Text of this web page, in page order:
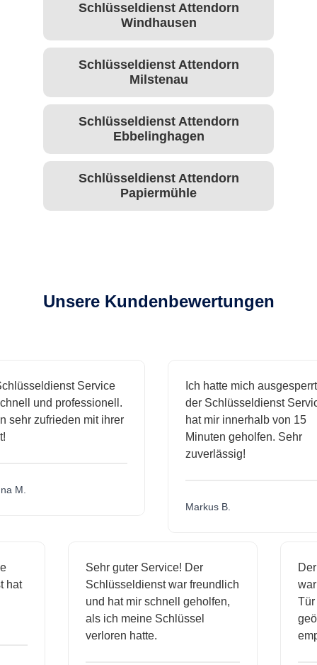
Schlüsseldienst Attendorn
Windhausen
Schlüsseldienst Attendorn
Milstenau
Schlüsseldienst Attendorn
Ebbelinghagen
Schlüsseldienst Attendorn
Papiermühle
Unsere Kundenbewertungen
Service
und professionell.
zufrieden mit ihrer
M.
Ich hatte mich ausgesperrt
der Schlüsseldienst
hat mir innerhalb von 15
Minuten geholfen. Sehr
zuverlässig!
Markus B.
hat
Sehr guter Service! Der
Schlüsseldienst war freundlich
und hat mir schnell geholfen,
als ich meine Schlüssel
verloren hatte.